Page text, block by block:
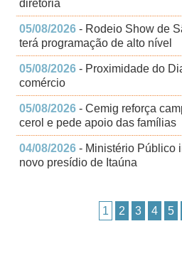
diretoria
05/08/2026 - Rodeio Show de
terá programação de alto nível
05/08/2026 - Proximidade do
comércio
05/08/2026 - Cemig reforça
cerol e pede apoio das famílias
04/08/2026 - Ministério Público
novo presídio de Itaúna
1 2 3 4 5